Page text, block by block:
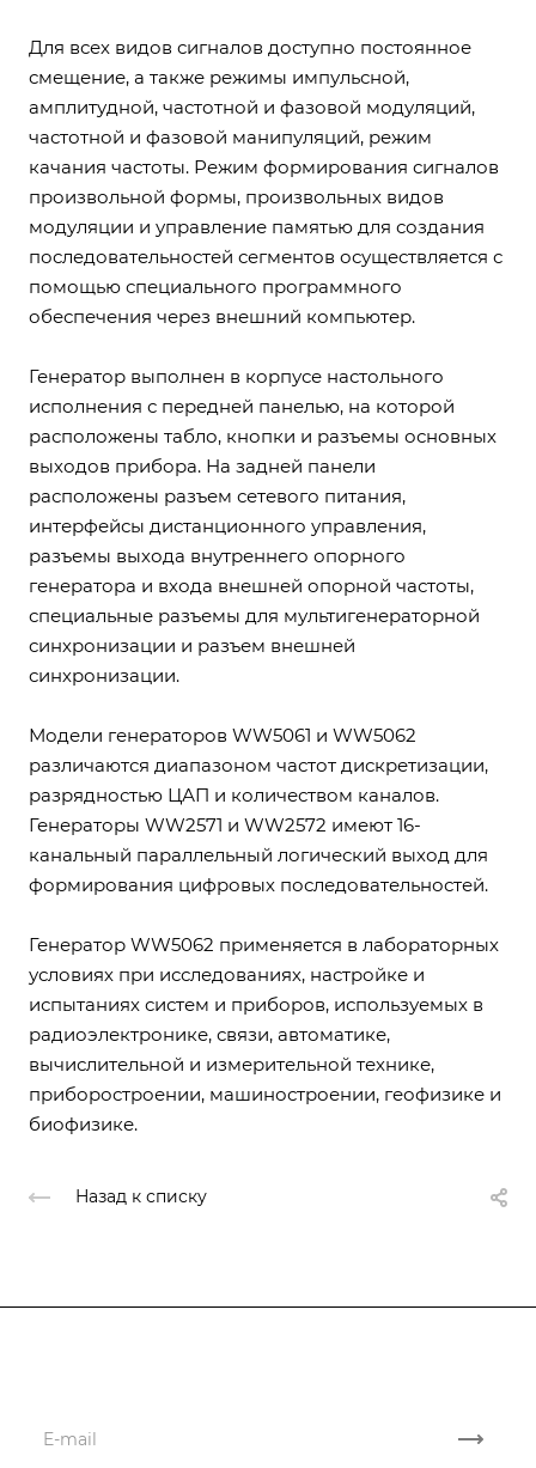
Для всех видов сигналов доступно постоянное
смещение, а также режимы импульсной,
амплитудной, частотной и фазовой модуляций,
частотной и фазовой манипуляций, режим
качания частоты. Режим формирования сигналов
произвольной формы, произвольных видов
модуляции и управление памятью для создания
последовательностей сегментов осуществляется с
помощью специального программного
обеспечения через внешний компьютер.
Генератор выполнен в корпусе настольного
исполнения с передней панелью, на которой
расположены табло, кнопки и разъемы основных
выходов прибора. На задней панели
расположены разъем сетевого питания,
интерфейсы дистанционного управления,
разъемы выхода внутреннего опорного
генератора и входа внешней опорной частоты,
специальные разъемы для мультигенераторной
синхронизации и разъем внешней
синхронизации.
Модели генераторов WW5061 и WW5062
различаются диапазоном частот дискретизации,
разрядностью ЦАП и количеством каналов.
Генераторы WW2571 и WW2572 имеют 16-
канальный параллельный логический выход для
формирования цифровых последовательностей.
Генератор WW5062 применяется в лабораторных
условиях при исследованиях, настройке и
испытаниях систем и приборов, используемых в
радиоэлектронике, связи, автоматике,
вычислительной и измерительной технике,
приборостроении, машиностроении, геофизике и
биофизике.
Назад к списку